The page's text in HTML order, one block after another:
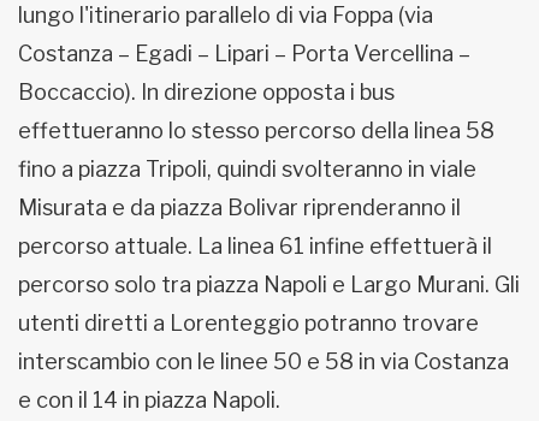
lungo l'itinerario parallelo di via Foppa (via
Costanza – Egadi – Lipari – Porta Vercellina –
Boccaccio). In direzione opposta i bus
effettueranno lo stesso percorso della linea 58
fino a piazza Tripoli, quindi svolteranno in viale
Misurata e da piazza Bolivar riprenderanno il
percorso attuale. La linea 61 infine effettuerà il
percorso solo tra piazza Napoli e Largo Murani. Gli
utenti diretti a Lorenteggio potranno trovare
interscambio con le linee 50 e 58 in via Costanza
e con il 14 in piazza Napoli.